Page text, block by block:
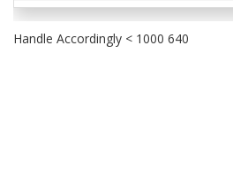
Handle Accordingly < 1000 640